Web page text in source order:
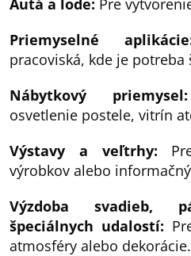
Priemyselné
pracoviská, kde je
Nábytkový priemysel:
osvetlenie postele, vitrín
Výstavy a veľtrhy:
výrobkov alebo
Výzdoba svadieb,
špeciálnych udalostí:
atmosféry alebo dekorácie.